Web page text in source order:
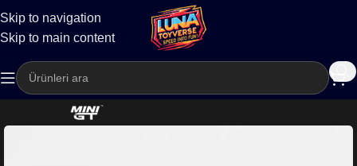
Skip to navigation
Skip to main content
Kargo